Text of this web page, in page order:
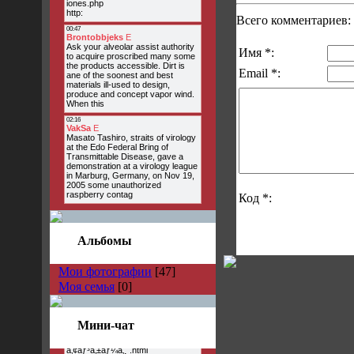
Альбомы
Мои фотографии [47]
Моя семья [0]
Мини-чат
Всего комментариев:
Имя *:
Email *:
Код *: